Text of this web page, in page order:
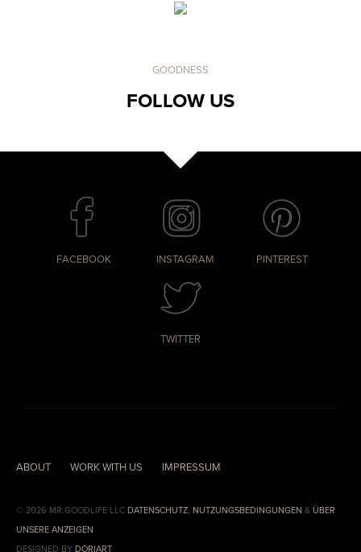
GOODNESS
FOLLOW US
FACEBOOK INSTAGRAM PINTEREST
TWITTER
ABOUT WORK WITH US IMPRESSUM
© 2026 MR.GOODLIFE LLC DATENSCHUTZ, NUTZUNGSBEDINGUNGEN & ÜBER
UNSERE ANZEIGEN
DESIGNED BY DORIART